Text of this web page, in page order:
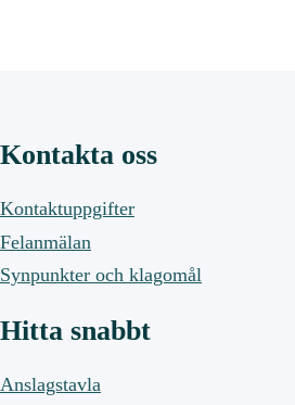
Kontakta oss
Kontaktuppgifter
Felanmälan
Synpunkter och klagomål
Hitta snabbt
Anslagstavla